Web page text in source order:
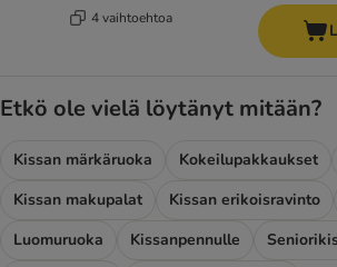
4 vaihtoehtoa
Etkö ole vielä löytänyt mitään?
Kissan märkäruoka Kokeilupakkaukset
Kissan makupalat
Kissan erikoisravinto
Luomuruoka
Kissanpennulle